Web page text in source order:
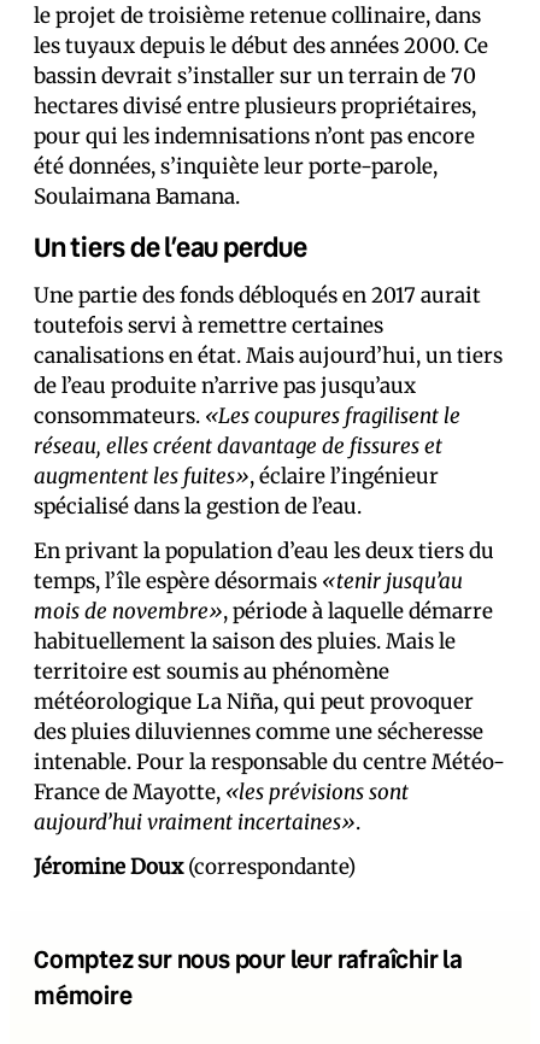
le projet de troisième retenue collinaire, dans
les tuyaux depuis le début des années 2000. Ce
bassin devrait s’installer sur un terrain de 70
hectares divisé entre plusieurs propriétaires,
pour qui les indemnisations n’ont pas encore
été données, s’inquiète leur porte-parole,
Soulaimana Bamana.
Un tiers de l’eau perdue
Une partie des fonds débloqués en 2017 aurait
toutefois servi à remettre certaines
canalisations en état. Mais aujourd’hui, un tiers
de l’eau produite n’arrive pas jusqu’aux
consommateurs. «Les coupures fragilisent le
réseau, elles créent davantage de fissures et
augmentent les fuites», éclaire l’ingénieur
spécialisé dans la gestion de l’eau.
En privant la population d’eau les deux tiers du
temps, l’île espère désormais «tenir jusqu’au
mois de novembre», période à laquelle démarre
habituellement la saison des pluies. Mais le
territoire est soumis au phénomène
météorologique La Niña, qui peut provoquer
des pluies diluviennes comme une sécheresse
intenable. Pour la responsable du centre Météo-
France de Mayotte, «les prévisions sont
aujourd’hui vraiment incertaines».
Jéromine Doux(correspondante)
Comptez sur nous pour leur rafraîchir la
mémoire